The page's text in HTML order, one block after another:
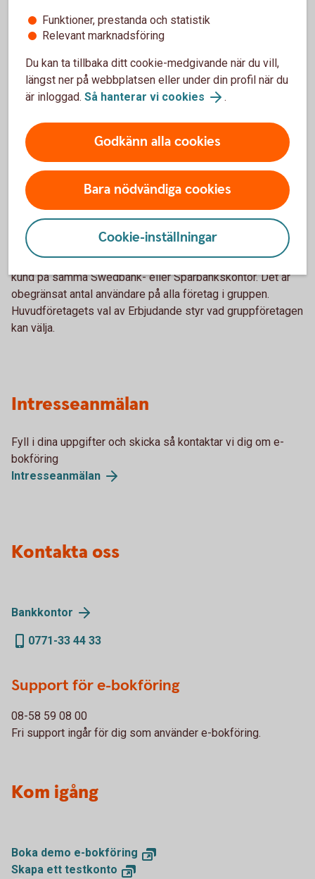
och har flera tilläggstjänster. Ett exempel är fakturering med
kundreskontra. När du fakturerar förs uppgifterna in i
bokföringen, och när du får betalt prickas inbetalningen av i
din kundreskontra.
e-bokföring Grupplicens
För dig som driver flera företag finns möjligheten att teckna
en grupplicens för e-bokföring för upp till åtta företag.
Grupplicensen gäller bara för företag inom samma
företagsgrupp, det vill säga samma ägare/ägarstruktur på
alla företag i gruppen. Alla företag i gruppen måste vara
kund på samma Swedbank- eller Sparbankskontor. Det är
obegränsat antal användare på alla företag i gruppen.
Huvudföretagets val av Erbjudande styr vad gruppföretagen
kan välja.
Intresseanmälan
Fyll i dina uppgifter och skicka så kontaktar vi dig om e-
bokföring
Intresseanmälan
Kontakta oss
Bankkontor
0771-33 44 33
Support för e-bokföring
08-58 59 08 00
Fri support ingår för dig som använder e-bokföring.
Kom igång
Boka demo e-bokföring
Skapa ett testkonto
Funktioner, prestanda och statistik
Relevant marknadsföring
Du kan ta tillbaka ditt cookie-medgivande när du vill,
längst ner på webbplatsen eller under din profil när du
är inloggad. Så hanterar vi cookies .
Godkänn alla cookies
Bara nödvändiga cookies
Cookie-inställningar